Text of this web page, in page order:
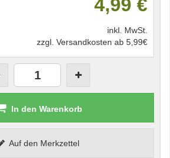
4,99 €
inkl. MwSt.
zzgl. Versandkosten ab 5,99€
In den Warenkorb
Auf den Merkzettel